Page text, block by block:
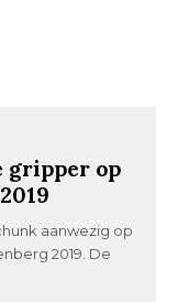
gripper op
aanwezig op
2019. De